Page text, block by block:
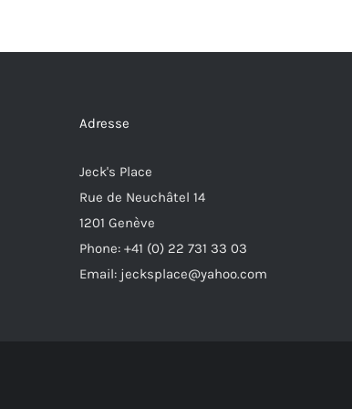
Adresse
Jeck's Place
Rue de Neuchâtel 14
1201 Genève
Phone: +41 (0) 22 731 33 03
Email: jecksplace@yahoo.com